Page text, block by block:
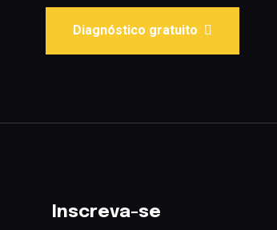
Diagnóstico gratuito
Inscreva-se